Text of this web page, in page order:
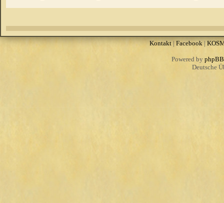
Kontakt| Facebook |
Powered by phpBB
Deutsche